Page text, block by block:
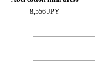
8,556 JPY